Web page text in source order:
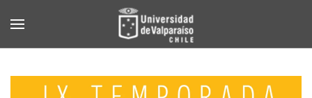
Skip to main content